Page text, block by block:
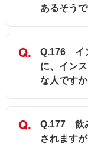
あるそうで
Q.176 イ
に、イン
な人ですか
Q.177 飲
されます